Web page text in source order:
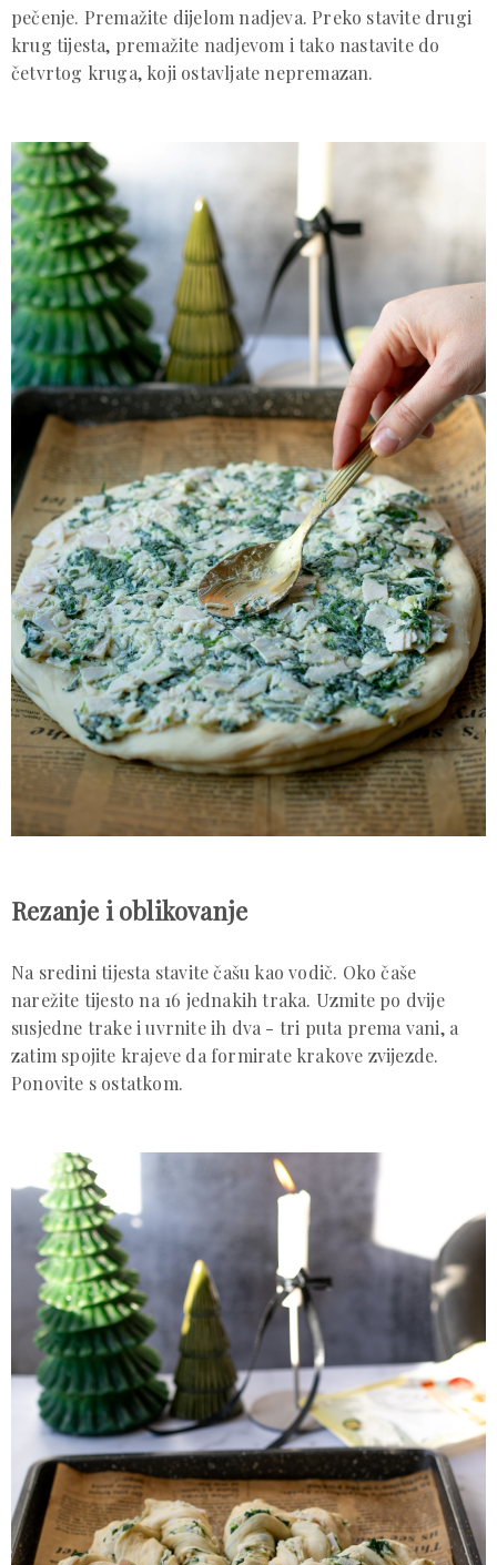
pečenje. Premažite dijelom nadjeva. Preko stavite drugi
krug tijesta, premažite nadjevom i tako nastavite do
četvrtog kruga, koji ostavljate nepremazan.
Rezanje i oblikovanje
Na sredini tijesta stavite čašu kao vodič. Oko čaše
narežite tijesto na 16 jednakih traka. Uzmite po dvije
susjedne trake i uvrnite ih dva - tri puta prema vani, a
zatim spojite krajeve da formirate krakove zvijezde.
Ponovite s ostatkom.